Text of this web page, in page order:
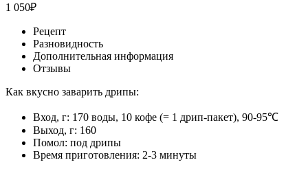
1 050₽
Рецепт
Разновидность
Дополнительная информация
Отзывы
Как вкусно заварить дрипы:
Вход, г: 170 воды, 10 кофе (= 1 дрип-пакет), 90-95℃
Выход, г: 160
Помол: под дрипы
Время приготовления: 2-3 минуты